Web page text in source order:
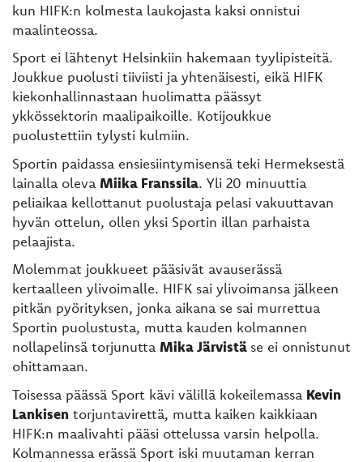
kun HIFK:n kolmesta laukojasta kaksi onnistui
maalinteossa.
Sport ei lähtenyt Helsinkiin hakemaan tyylipisteitä.
Joukkue puolusti tiiviisti ja yhtenäisesti, eikä HIFK
kiekonhallinnastaan huolimatta päässyt
ykkössektorin maalipaikoille. Kotijoukkue
puolustettiin tylysti kulmiin.
Sportin paidassa ensiesiintymisensä teki Hermeksestä
lainalla oleva Miika Franssila. Yli 20 minuuttia
peliaikaa kellottanut puolustaja pelasi vakuuttavan
hyvän ottelun, ollen yksi Sportin illan parhaista
pelaajista.
Molemmat joukkueet pääsivät avauserässä
kertaalleen ylivoimalle. HIFK sai ylivoimansa jälkeen
pitkän pyörityksen, jonka aikana se sai murrettua
Sportin puolustusta, mutta kauden kolmannen
nollapelinsä torjunuttaMika Järvistä se ei onnistunut
ohittamaan.
Toisessa päässä Sport kävi välillä kokeilemassa Kevin
Lankisen torjuntavirettä, mutta kaiken kaikkiaan
HIFK:n maalivahti pääsi ottelussa varsin helpolla.
Kolmannessa erässä Sport iski muutaman kerran